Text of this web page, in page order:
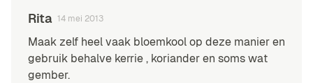
Rita 14 mei 2013
Maak zelf heel vaak bloemkool op deze manier en
gebruik behalve kerrie , koriander en soms wat
gember.